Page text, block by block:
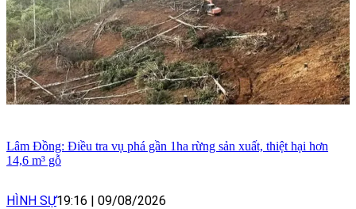
Lâm Đồng: Điều tra vụ phá gần 1ha rừng sản xuất, thiệt hại hơn
14,6 m³ gỗ
HÌNH SỰ19:16 | 09/08/2026